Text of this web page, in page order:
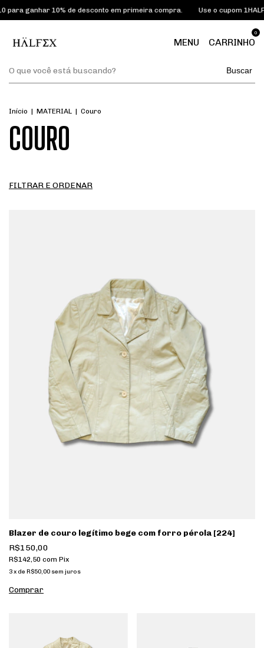
de desconto em primeira compra. Use o cupom 1HALFEX10 para
MENU CARRINHO
0
Buscar
Início | MATERIAL | Couro
COURO
FILTRAR E ORDENAR
Blazer de couro legítimo bege com forro pérola [224]
R$150,00
R$142,50 com Pix
3x de R$50,00 sem juros